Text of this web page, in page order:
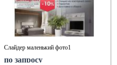
Слайдер маленький фото1
по запросу